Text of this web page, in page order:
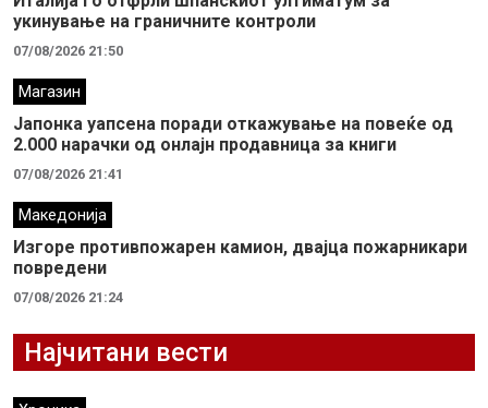
укинување на граничните контроли
07/08/2026 21:50
Магазин
Јапонка уапсена поради откажување на повеќе од
2.000 нарачки од онлајн продавница за книги
07/08/2026 21:41
Македонија
Изгоре противпожарен камион, двајца пожарникари
повредени
07/08/2026 21:24
Најчитани вести